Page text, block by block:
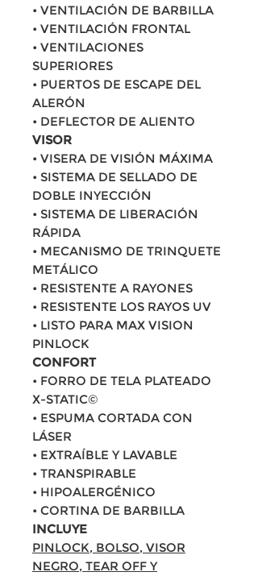
• VENTILACIÓN DE BARBILLA
• VENTILACIÓN FRONTAL
• VENTILACIONES
SUPERIORES
• PUERTOS DE ESCAPE DEL
ALERÓN
• DEFLECTOR DE ALIENTO
VISOR
• VISERA DE VISIÓN MÁXIMA
• SISTEMA DE SELLADO DE
DOBLE INYECCIÓN
• SISTEMA DE LIBERACIÓN
RÁPIDA
• MECANISMO DE TRINQUETE
METÁLICO
• RESISTENTE A RAYONES
• RESISTENTE LOS RAYOS UV
• LISTO PARA MAX VISION
PINLOCK
CONFORT
• FORRO DE TELA PLATEADO
X-STATIC©
• ESPUMA CORTADA CON
LÁSER
• EXTRAÍBLE Y LAVABLE
• TRANSPIRABLE
• HIPOALERGÉNICO
• CORTINA DE BARBILLA
INCLUYE
PINLOCK, BOLSO, VISOR
NEGRO, TEAR OFF Y